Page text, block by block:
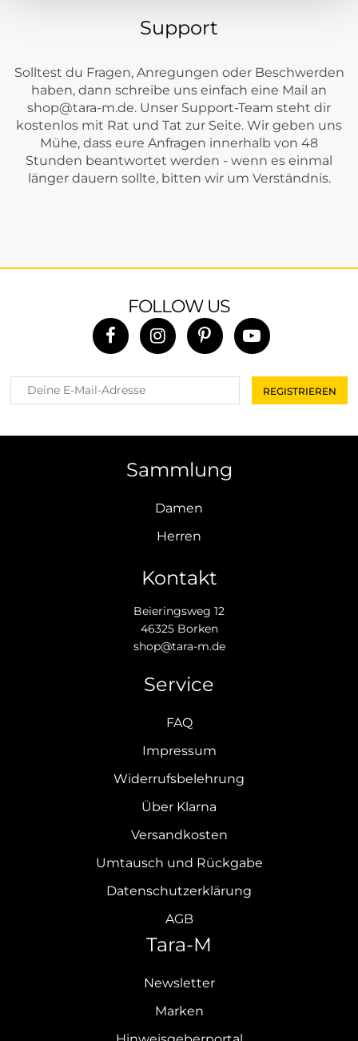
Support
Solltest du Fragen, Anregungen oder Beschwerden
haben, dann schreibe uns einfach eine Mail an
shop@tara-m.de. Unser Support-Team steht dir
kostenlos mit Rat und Tat zur Seite. Wir geben uns
Mühe, dass eure Anfragen innerhalb von 48
Stunden beantwortet werden - wenn es einmal
länger dauern sollte, bitten wir um Verständnis.
FOLLOW US
Sammlung
Damen
Herren
Kontakt
Beieringsweg 12
46325 Borken
shop@tara-m.de
Service
FAQ
Impressum
Widerrufsbelehrung
Über Klarna
Versandkosten
Umtausch und Rückgabe
Datenschutzerklärung
AGB
Tara-M
Newsletter
Marken